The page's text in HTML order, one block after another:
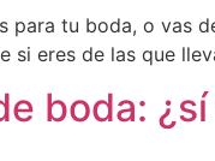
para tu boda, o vas
si eres de las que
boda: ¿sí